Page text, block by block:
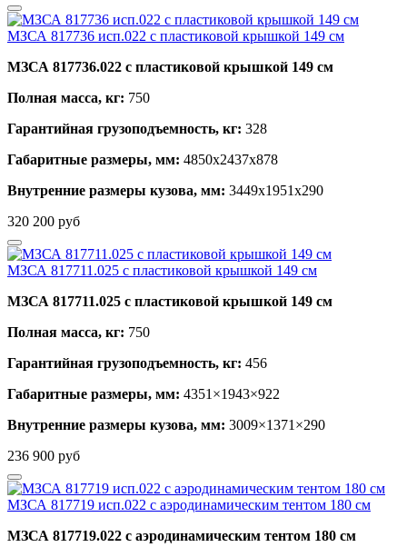
МЗСА 817736 исп.022 с пластиковой крышкой 149 см
МЗСА 817736.022 с пластиковой крышкой 149 см
Полная масса, кг: 750
Гарантийная грузоподъемность, кг: 328
Габаритные размеры, мм: 4850х2437х878
Внутренние размеры кузова, мм: 3449х1951х290
320 200 руб
МЗСА 817711.025 с пластиковой крышкой 149 см
МЗСА 817711.025 с пластиковой крышкой 149 см
Полная масса, кг: 750
Гарантийная грузоподъемность, кг: 456
Габаритные размеры, мм: 4351×1943×922
Внутренние размеры кузова, мм: 3009×1371×290
236 900 руб
МЗСА 817719 исп.022 с аэродинамическим тентом 180 см
МЗСА 817719.022 с аэродинамическим тентом 180 см